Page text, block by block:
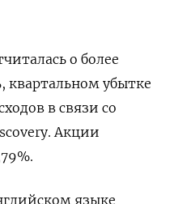
о более
квартальном убытке
в связи со
Акции
языке